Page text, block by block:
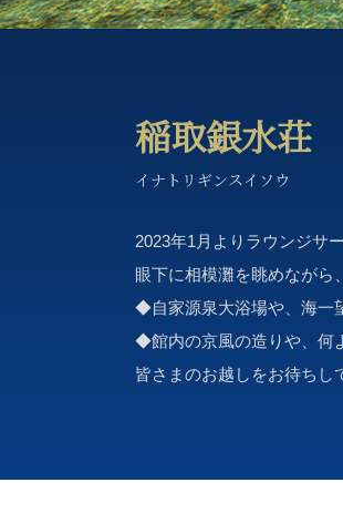
稲取銀水荘
イナトリギンスイソウ
2023年1月よりラウンジサ
眼下に相模灘を眺めながら
◆自家源泉大浴場や、海一
◆館内の京風の造りや、何
皆さまのお越しをお待ちし